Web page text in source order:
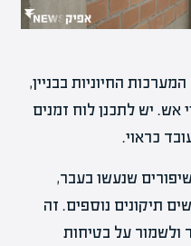
החיוניות בבניין,
אש. יש לתכנן לוח זמנים
כראוי.
שנעשו בעבר,
תיקונים נוספים. זה
ולשמור על בטיחות